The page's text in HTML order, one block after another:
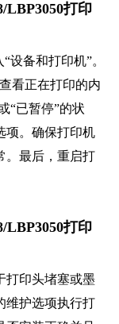
LBP3050打印
设备和打印机”。
看正在打印的内
“已暂停”的状
项。确保打印机
。最后，重启打
LBP3050打印
打印头堵塞或墨
维护选项执行打